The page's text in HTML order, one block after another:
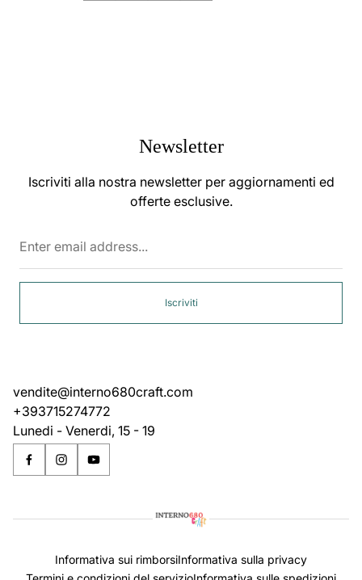
Newsletter
Iscriviti alla nostra newsletter per aggiornamenti ed
offerte esclusive.
Iscriviti
vendite@interno680craft.com
+393715274772
Lunedi - Venerdi, 15 - 19
Informativa sui rimborsiInformativa sulla privacy